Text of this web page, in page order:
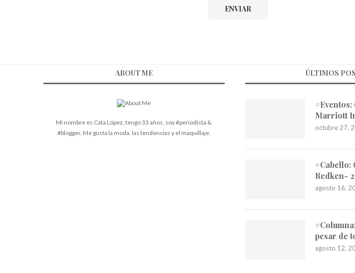
ABOUT ME
Mi nombre es Cata López, tengo 33 años, soy #periodista &
#blogger. Me gusta la moda, las tendencias y el maquillaje.
ÚLTIMOS
#Eventos:
Marriott
octubre 27,
#Cabello:
Redken-
agosto 16,
pesar de
agosto 12,